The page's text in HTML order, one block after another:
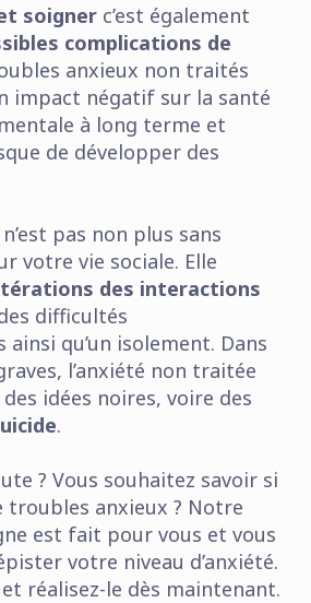
soigner c’est également
complications de
anxieux non traités
impact négatif sur la santé
à long terme et
de développer des
pas non plus sans
votre vie sociale. Elle
des interactions
difficultés
qu’un isolement. Dans
l’anxiété non traitée
idées noires, voire des
.
? Vous souhaitez savoir si
troubles anxieux ? Notre
est fait pour vous et vous
votre niveau d’anxiété.
réalisez-le dès maintenant.